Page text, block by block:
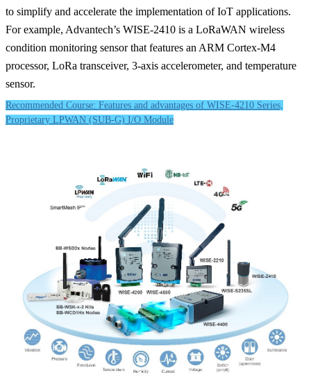
to simplify and accelerate the implementation of IoT applications.
For example, Advantech’s WISE-2410 is a LoRaWAN wireless
condition monitoring sensor that features an ARM Cortex-M4
processor, LoRa transceiver, 3-axis accelerometer, and temperature
sensor.
Recommended Course: Features and advantages of WISE-4210 Series,
Proprietary LPWAN (SUB-G) I/O Module